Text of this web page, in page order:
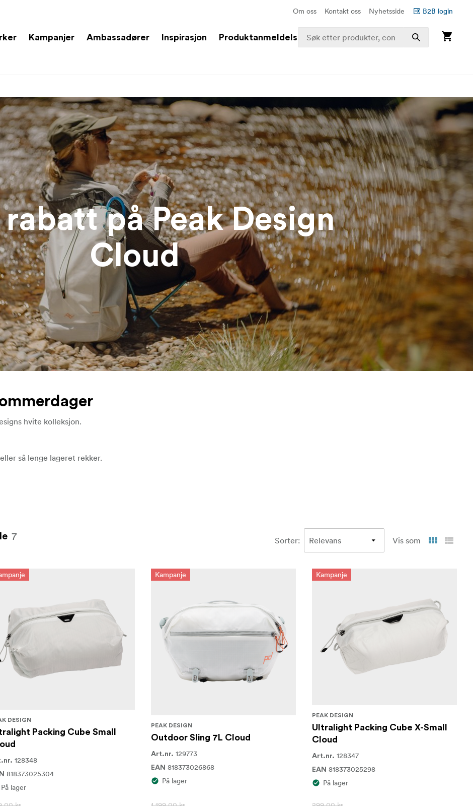
Om oss Kontakt oss Nyhetsside B2B login
Kampanjer Ambassadører Inspirasjon Produktanmeldelser
rabatt på Peak Design
Cloud
hvite kolleksjon.
så lenge lageret rekker.
7 Sorter: Vis som
DESIGN
Packing Cube Small
128348
818373025304
På lager
Kampanje
PEAK DESIGN
Outdoor Sling 7L Cloud
Art.nr. 129773
EAN 818373026868
På lager
Kampanje
PEAK DESIGN
Ultralight Packing Cube X-Small
Cloud
Art.nr. 128347
EAN 818373025298
På lager